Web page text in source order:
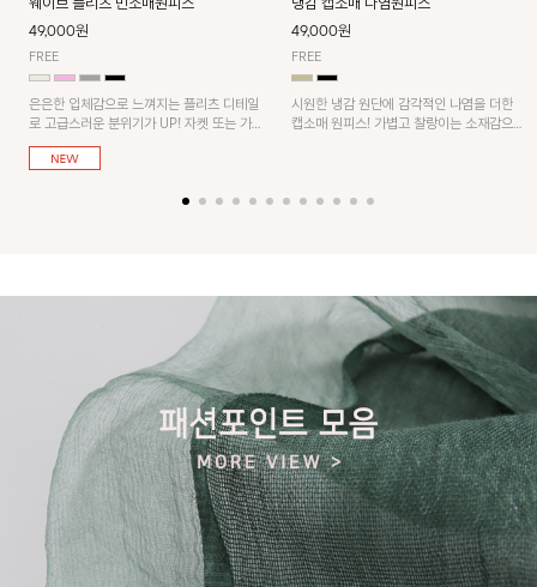
웨이브 플리츠 민소매원피스
49,000원
FREE
은은한 입체감으로 느껴지는 플리츠 디테일
로 고급스러운 분위기가 UP! 자켓 또는 가디
건과 같이 매치해도 잘 어울린답니다!
냉감 캡소매 나염원피스
49,000원
FREE
시원한 냉감 원단에 감각적인 나염을 더한
캡소매 원피스! 가볍고 찰랑이는 소재감으로